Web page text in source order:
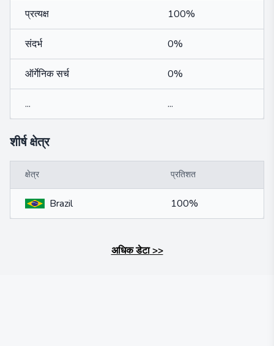
प्रत्यक्ष 100%
संदर्भ 0%
ऑर्गेनिक सर्च 0%
... ...
शीर्ष क्षेत्र
क्षेत्र प्रतिशत
Brazil 100%
अधिक डेटा>>